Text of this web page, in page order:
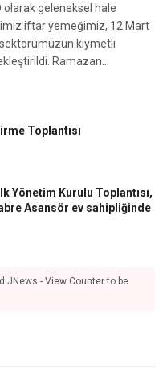
olarak geleneksel hale
iftar yemeğimiz, 12 Mart
kıymetli
Ramazan...
Toplantısı
ilk Yönetim Kurulu Toplantısı,
Asansör ev sahipliğinde
JNews - View Counter to be